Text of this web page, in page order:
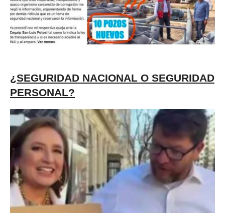
¿SEGURIDAD NACIONAL O SEGURIDAD
PERSONAL?